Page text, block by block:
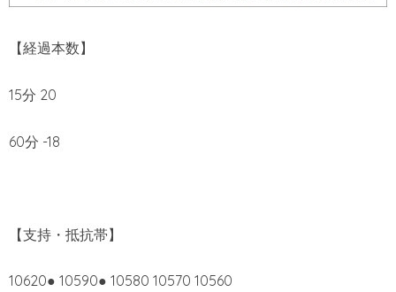
【経過本数】
15分 20
60分 -18
【支持・抵抗帯】
10620● 10590● 10580 10570 10560